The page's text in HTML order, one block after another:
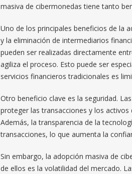
masiva de cibermonedas tiene tanto
Uno de los principales beneficios de la
y la eliminación de intermediarios
pueden ser realizadas directamente
agiliza el proceso. Esto puede ser
servicios financieros tradicionales es
Otro beneficio clave es la seguridad.
proteger las transacciones y los
Además, la transparencia de la
transacciones, lo que aumenta la
Sin embargo, la adopción masiva de
de ellos es la volatilidad del mercado.